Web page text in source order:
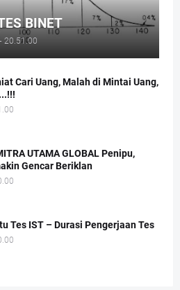
BINET
- 20.51.00
Cari Uang, Malah di Mintai Uang,
UTAMA GLOBAL Penipu,
Gencar Beriklan
Tes IST – Durasi Pengerjaan Tes